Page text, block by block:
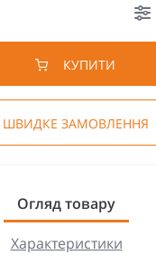
КУПИТИ
ШВИДКЕ ЗАМОВЛЕННЯ
Огляд товару
Характеристики